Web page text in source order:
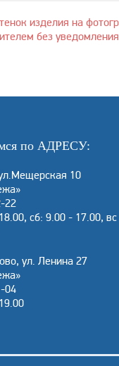
изделия на
без
по АДРЕСУ:
10
22
сб: 9.00 - 17.00, вс
ул. Ленина 27
04